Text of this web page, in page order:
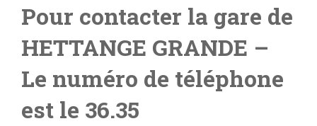
Pour contacter la gare de
HETTANGE GRANDE –
Le numéro de téléphone
est le 36.35